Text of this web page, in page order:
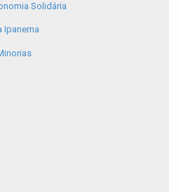
Solidária
Ipanema